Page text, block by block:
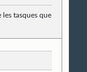
les tasques que